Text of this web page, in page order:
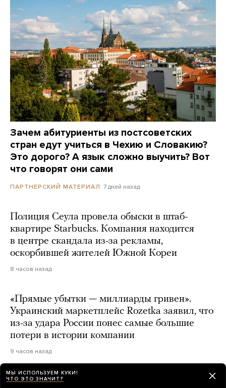
Зачем абитуриенты из постсоветских
стран едут учиться в Чехию и Словакию?
Это дорого? А язык сложно выучить? Вот
что говорят они сами
ПАРТНЕРСКИЙ МАТЕРИАЛ 7 дней назад
Полиция Сеула провела обыски в штаб-
квартире Starbucks. Компания находится
в центре скандала из-за рекламы,
оскорбившей жителей Южной Кореи
8 часов назад
«Прямые убытки — миллиарды гривен».
Украинский маркетплейс Rozetka заявил, что
из-за удара России понес самые большие
потери в истории компании
9 часов назад
В России временно перестали работать
МЫ ИСПОЛЬЗУЕМ КУКИ!
ЧТО ЭТО ЗНАЧИТ?